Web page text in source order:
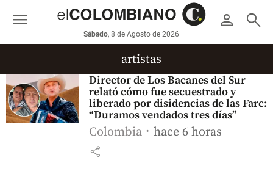
económicos
Colombia
person search
Sábado, 8 de Agosto de 2026
menu
artistas
Director de Los Bacanes del Sur
relató cómo fue secuestrado y
liberado por disidencias de las Farc:
“Duramos vendados tres días”
Colombia hace 6 horas
share